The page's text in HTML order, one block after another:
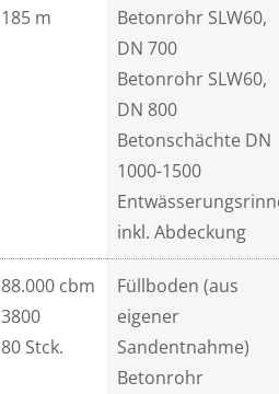
185 m
Betonrohr SLW60,
DN 700
Betonrohr SLW60,
DN 800
Betonschächte DN
1000-1500
inkl. Abdeckung
88.000 cbm
3800
80 Stck.
Füllboden (aus
eigener
Sandentnahme)
Betonrohr